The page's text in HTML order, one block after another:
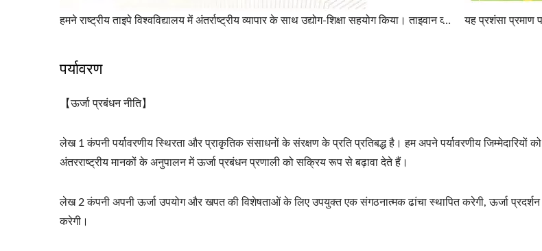
हमने राष्ट्रीय ताइपे विश्वविद्यालय में अंतर्राष्ट्रीय व्यापार के साथ उद्योग-शिक्षा सहयोग किया। ताइवान व्यापार ई-कॉमर्स शिविर में भाग लेने के बाद हमें प्रशंसा प्रमाण पत्र मिला।
पर्यावरण
【ऊर्जा प्रबंधन नीति】
लेख 1 कंपनी पर्यावरणीय स्थिरता और प्राकृतिक संसाधनों के संरक्षण के प्रति प्रतिबद्ध है। हम अपने पर्यावरणीय
अंतरराष्ट्रीय मानकों के अनुपालन में ऊर्जा प्रबंधन प्रणाली को सक्रिय रूप से बढ़ावा देते हैं।
लेख 2 कंपनी अपनी ऊर्जा उपयोग और खपत की विशेषताओं के लिए उपयुक्त एक संगठनात्मक ढांचा स्थापित करेगी, ऊर्जा
करेगी।